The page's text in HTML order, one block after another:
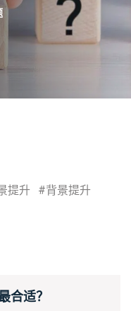
提升 #背景提升
合适？